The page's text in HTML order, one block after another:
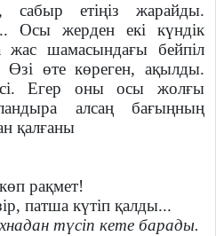
етіңіз жарайды.
Осы жерден екі күндік
жас шамасындағы бейпіл
өте көреген, ақылды.
Егер оны осы жолғы
алсаң бағыңның
қалғаны
рақмет!
патша күтіп қалды...
түсіп кете барады.